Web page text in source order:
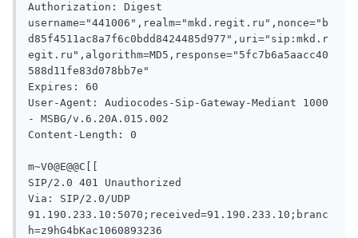
Authorization: Digest
username="441006",realm="mkd.regit.ru",nonce="b
d85f4511ac8a7f6c0bdd8424485d977",uri="sip:mkd.r
egit.ru",algorithm=MD5,response="5fc7b6a5aacc40
588d11fe83d078bb7e"
Expires: 60
User-Agent: Audiocodes-Sip-Gateway-Mediant 1000
- MSBG/v.6.20A.015.002
Content-Length: 0
m~V0@E@@C[[
SIP/2.0 401 Unauthorized
Via: SIP/2.0/UDP
91.190.233.10:5070;received=91.190.233.10;branc
h=z9hG4bKac1060893236